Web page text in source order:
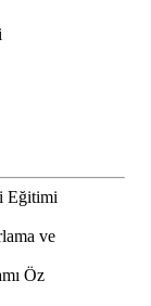
Eğitimi
ve
Öz